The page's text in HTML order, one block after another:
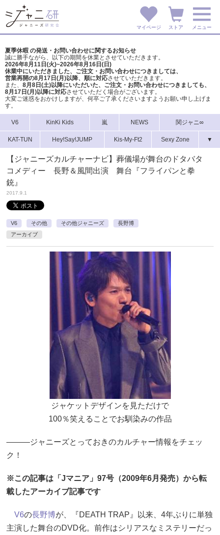
マイページ ストア メニュー
夏季休暇 の発送・お問い合わせに関するお知らせ
誠に勝手ながら、以下の期間を休業とさせていただきます。
2026年8月11日(火)~2026年8月16日(日)
休業中にいただきました、ご注文・お問い合わせにつきましては、
営業再開の8月17日(月)以降、順に対応させていただきます。
また、 8月8日(土)以降にいただいた、ご注文・ お問い合わせにつきましても、
8月17日(月)以降に対応させていただく場合がございます。
大変ご迷惑をおかけしますが、 何卒ご了承くださいますようお願い申し上げま
す。
V6 KinKi Kids 嵐 NEWS 関ジャニ∞
KAT-TUN Hey!Say!JUMP Kis-My-Ft2 Sexy Zone ▼
【ジャニーズカルチャーナビ】葬儀場が舞台のドタバタ
コメディー 長野＆風間出演 舞台『フライパンと拳
銃』
2017.9.1
V6 その他 その他ジャニーズ
長野博
アーカイブ
ジャケットデザインを見ただけで
100％笑えることでお馴染みの作品
―――ジャニーズとっておきのカルチャー情報をチェッ
ク！
※この記事は「Jマニア」97号（2009年6月発売）から転
載したアーカイブ記事です
V6の長野博が、『DEATH TRAP』以来、4年ぶりに単独
主演した舞台のDVD化。前作はシリアスなミステリーだっ